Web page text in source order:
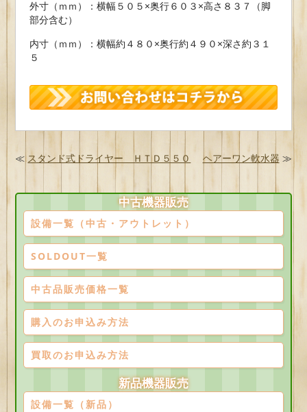
外寸（ｍｍ）：横幅５０５×奥行６０３×高さ８３７（脚
部分含む）
内寸（ｍｍ）：横幅約４８０×奥行約４９０×深さ約３１
５
≪スタンド式ドライヤー ＨＴＤ５５０ ヘアーワン軟水器 ≫
中古機器販売
設備一覧（中古・アウトレット）
SOLDOUT一覧
中古品販売価格一覧
購入のお申込み方法
買取のお申込み方法
新品機器販売
設備一覧（新品）